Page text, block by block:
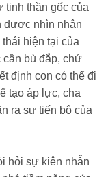
tinh thần gốc của
được nhìn nhận
hiện tại của
bù đắp, chứ
định con có thể đi
tạo áp lực, cha
ra sự tiến bộ của
hỏi sự kiên nhẫn